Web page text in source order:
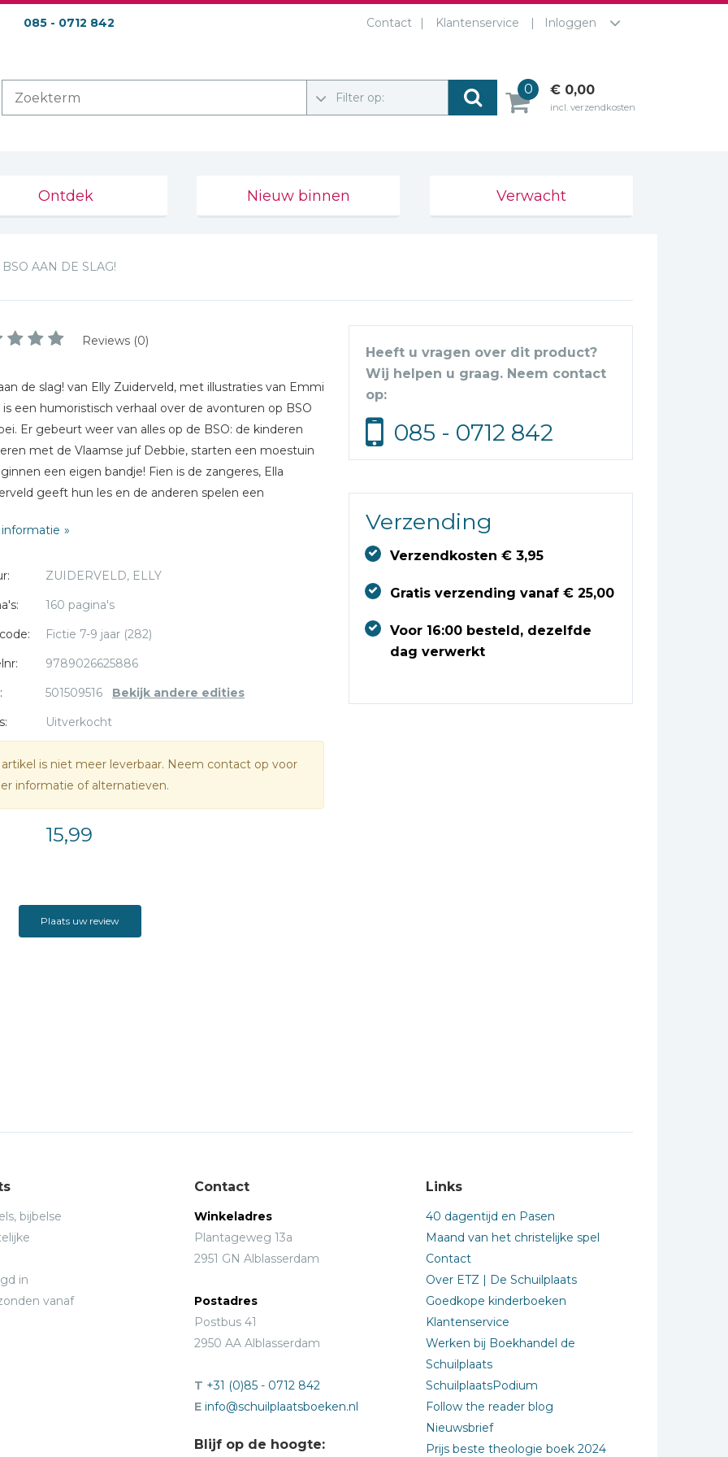
085 - 0712 842 Contact Klantenservice Inloggen
Filter op:
0 € 0,00
incl. verzendkosten
Ontdek Nieuw binnen Verwacht
BSO AAN DE SLAG!
Reviews (0)
de slag! van Elly Zuiderveld, met illustraties van Emmi
is een humoristisch verhaal over de avonturen op BSO
Er gebeurt weer van alles op de BSO: de kinderen
met de Vlaamse juf Debbie, starten een moestuin
een eigen bandje! Fien is de zangeres, Ella
geeft hun les en de anderen spelen een
de partij. Jan Wachter van omroep Flixx organiseert
vervolg op BSO aan de kook! Met leuke liedjes
en tips om zelf muziek te maken en liedjes te
ZUIDERVELD, ELLY
160 pagina's
Fictie 7-9 jaar (282)
9789026625886
501509516 Bekijk andere edities
Uitverkocht
is niet meer leverbaar. Neem contact op voor
informatie of alternatieven.
15,99
Heeft u vragen over dit product?
Wij helpen u graag. Neem contact
op:
085 - 0712 842
Verzending
Verzendkosten € 3,95
Gratis verzending vanaf € 25,00
Voor 16:00 besteld, dezelfde
dag verwerkt
Plaats uw review
bijbelse
in
vanaf
Contact
Winkeladres
Plantageweg 13a
2951 GN Alblasserdam
Postadres
Postbus 41
2950 AA Alblasserdam
T +31 (0)85 - 0712 842
E info@schuilplaatsboeken.nl
Blijf op de hoogte:
Links
40 dagentijd en Pasen
Maand van het christelijke spel
Contact
Over ETZ | De Schuilplaats
Goedkope kinderboeken
Klantenservice
Werken bij Boekhandel de
Schuilplaats
SchuilplaatsPodium
Follow the reader blog
Nieuwsbrief
Prijs beste theologie boek 2024